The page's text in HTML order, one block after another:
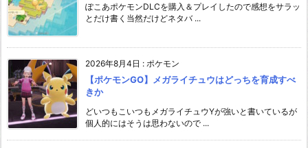
ぽこあポケモンDLCを購入＆プレイしたので感想をサラッ
とだけ書く当然だけどネタバ ...
2026年8月4日 : ポケモン
【ポケモンGO】メガライチュウはどっちを育成すべ
きか
どいつもこいつもメガライチュウYが強いと書いているが
個人的にはそうは思わないので ...